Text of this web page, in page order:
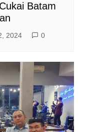
Batam
2024 0